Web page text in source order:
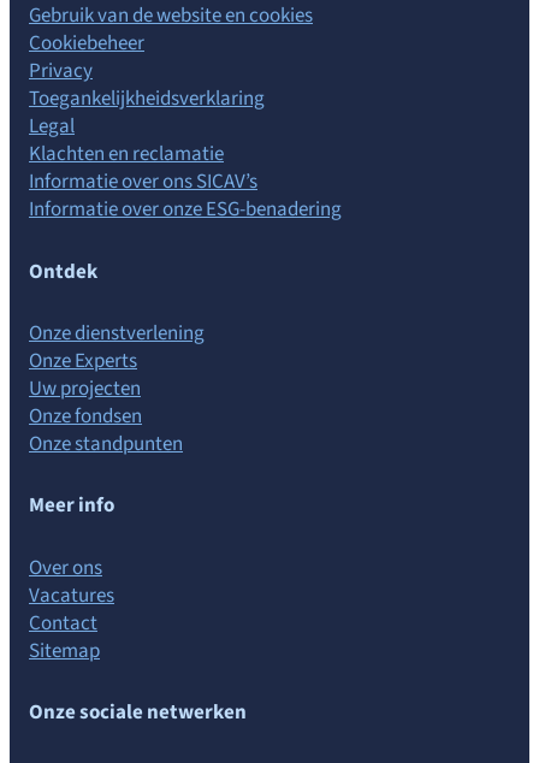
Gebruik van de website en cookies
Cookiebeheer
Privacy
Toegankelijkheidsverklaring
Legal
Klachten en reclamatie
Informatie over ons SICAV’s
Informatie over onze ESG-benadering
Ontdek
Onze dienstverlening
Onze Experts
Uw projecten
Onze fondsen
Onze standpunten
Meer info
Over ons
Vacatures
Contact
Sitemap
Onze sociale netwerken